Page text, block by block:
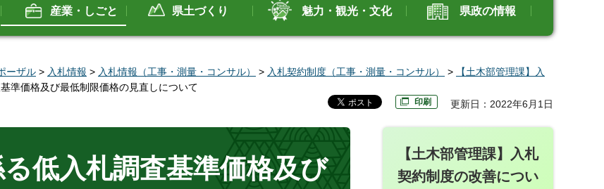
産業・しごと 県土づくり 魅力・観光・文化 県政の情報
ーザル > 入札情報 > 入札情報（工事・測量・コンサル） > 入札契約制度（工事・測量・コンサル） >
【土木部管理課】入
準価格及び最低制限価格の見直しについて
印刷 更新日：2022年6月1日
低入札調査基準価格及び
【土木部管理課】入札
契約制度の改善につい